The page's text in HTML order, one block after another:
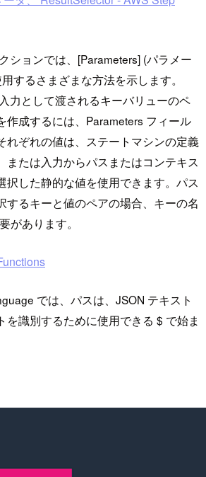
ションでは、[Parameters] (パラメー
するさまざまな方法を示します。
力として渡されるキーバリューのペ
作成するには、Parameters フィール
れぞれの値は、ステートマシンの定義
または入力からパスまたはコンテキス
択した静的な値を使用できます。パス
するキーと値のペアの場合、キーの名
があります。
では、パスは、JSON テキスト
を識別するために使用できる $ で始ま